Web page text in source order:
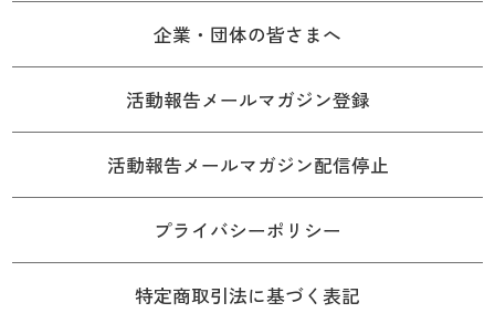
企業・団体の皆さまへ
活動報告メールマガジン登録
活動報告メールマガジン配信停止
プライバシーポリシー
特定商取引法に基づく表記